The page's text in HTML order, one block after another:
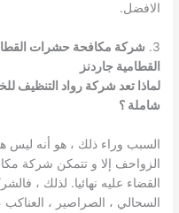
الافضل.
3. شركة مكافحة حشرات
القطامية جاردنز
لماذا تعد شركة رواد التنظيف
شاملة ؟
السبب وراء ذلك ، هو أنه ليس
الزواحف إلا و تتمكن شركة
القضاء عليه نهائيا. لذلك ،
السحالي ، الصراصير ،